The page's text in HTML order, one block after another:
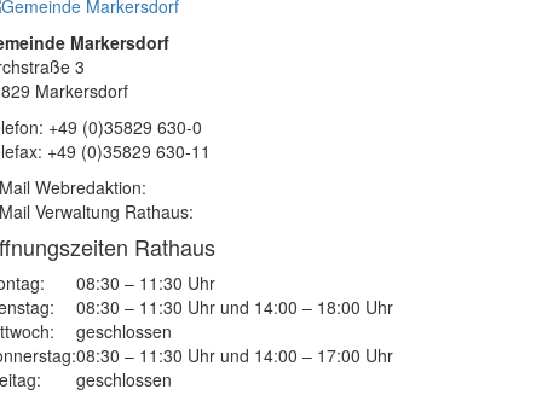
Markersdorf
3
Markersdorf
+49 (0)35829 630-0
+49 (0)35829 630-11
Webredaktion:
Verwaltung Rathaus:
Rathaus
08:30 – 11:30 Uhr
08:30 – 11:30 Uhr und 14:00 – 18:00 Uhr
geschlossen
08:30 – 11:30 Uhr und 14:00 – 17:00 Uhr
geschlossen